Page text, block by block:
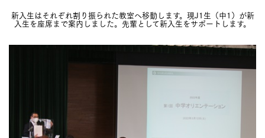
新入生はそれぞれ割り振られた教室へ移動します。現J1生（中1）が新
入生を座席まで案内しました。先輩として新入生をサポートします。